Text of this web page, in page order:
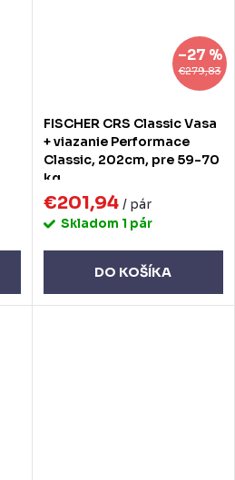
€279,83
–27 %
FISCHER CRS Classic Vasa
+ viazanie Performace
Classic, 202cm, pre 59-70
kg
€201,94 / pár
Skladom 1 pár
DO KOŠÍKA